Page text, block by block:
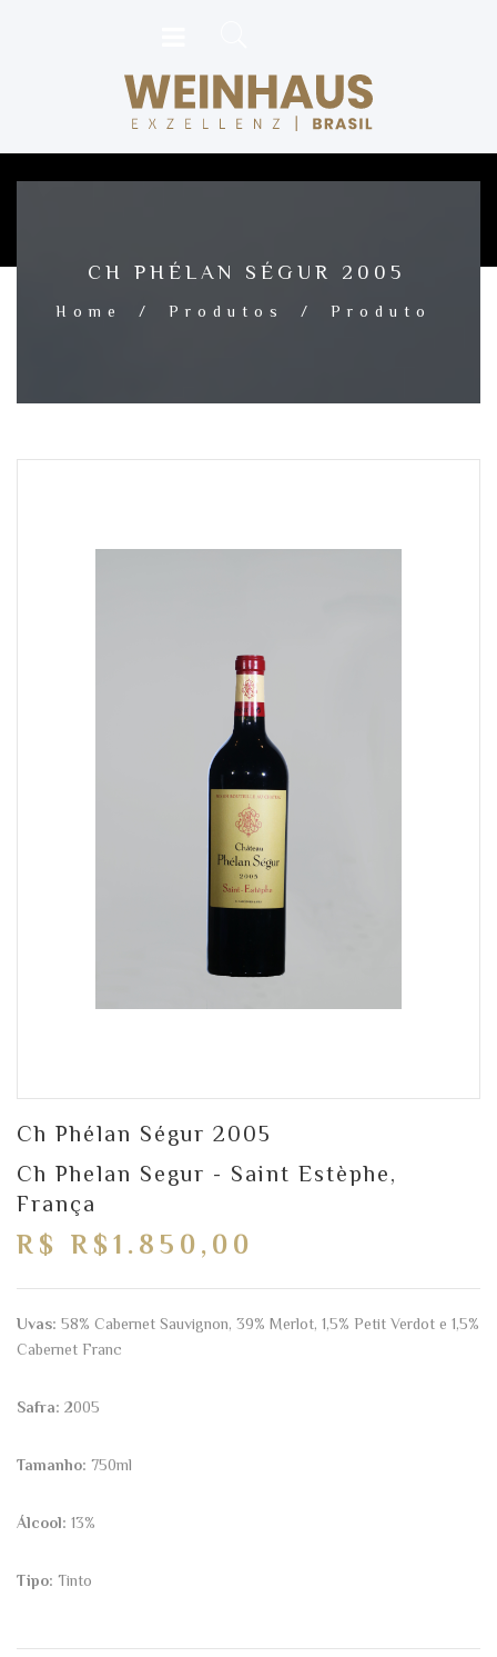
CH PHÉLAN SÉGUR 2005
Home / Produtos / Produto
Ch Phélan Ségur 2005
Ch Phelan Segur - Saint Estèphe,
França
R$ R$1.850,00
Uvas: 58% Cabernet Sauvignon, 39% Merlot, 1,5% Petit Verdot e 1,5%
Cabernet Franc
Safra: 2005
Tamanho: 750ml
Álcool: 13%
Tipo: Tinto